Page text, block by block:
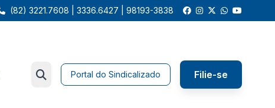
(82) 3221.7608 | 3336.6427 | 98193-3838
Portal do Sindicalizado Filie-se